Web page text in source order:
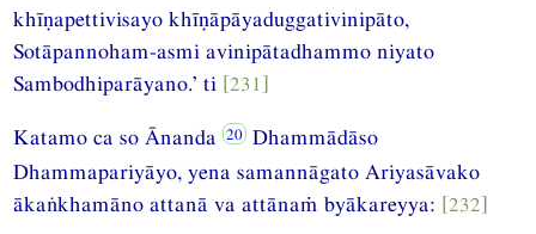
khīṇapettivisayo khīṇāpāyaduggativinipāto,
Sotāpannoham-asmi avinipātadhammo niyato
Sambodhiparāyano.’ ti [231]
Katamo ca so Ānanda
Dhammādāso
Dhammapariyāyo, yena samannāgato Ariyasāvako
ākaṅkhamāno attanā va attānaṁ byākareyya: [232]